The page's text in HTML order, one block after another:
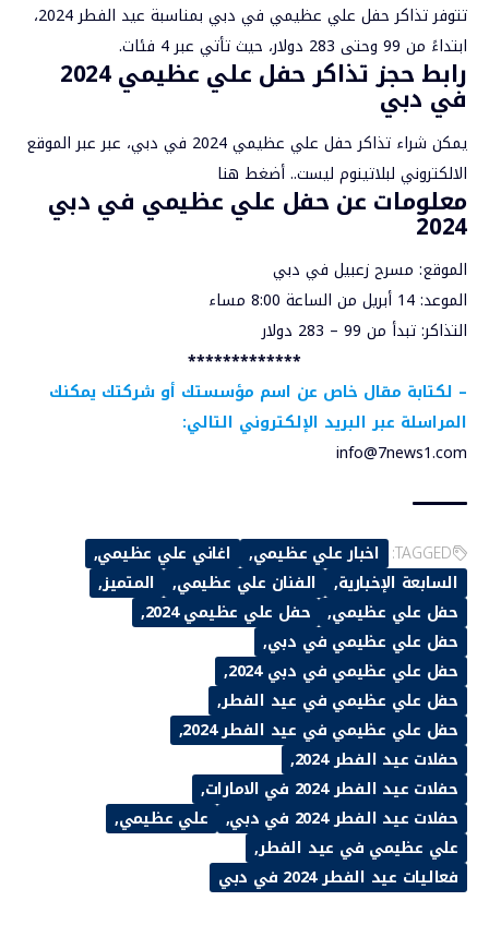
تتوفر تذاكر حفل علي عظيمي في دبي بمناسبة عيد الفطر 2024،
ابتداءً من 99 وحتى 283 دولار، حيث تأتي عبر 4 فئات.
رابط حجز تذاكر حفل علي عظيمي 2024
في دبي
يمكن شراء تذاكر حفل علي عظيمي 2024 في دبي، عبر عبر الموقع
الالكتروني لبلاتينوم ليست..أضغط هنا
معلومات عن حفل علي عظيمي في دبي
2024
الموقع: مسرح زعبيل في دبي
الموعد: 14 أبريل من الساعة 8:00 مساء
التذاكر: تبدأ من 99 – 283 دولار
*************
– لكتابة مقال خاص عن اسم مؤسستك أو شركتك يمكنك
المراسلة عبر البريد الإلكتروني التالي:
info@7news1.com
TAGGED: اخبار علي عظيمي
اغاني علي عظيمي
السابعة الإخبارية
الفنان علي عظيمي
المتميز
حفل علي عظيمي
حفل علي عظيمي 2024
حفل علي عظيمي في دبي
حفل علي عظيمي في دبي 2024
حفل علي عظيمي في عيد الفطر
حفل علي عظيمي في عيد الفطر 2024
حفلات عيد الفطر 2024
حفلات عيد الفطر 2024 في الامارات
حفلات عيد الفطر 2024 في دبي
علي عظيمي
علي عظيمي في عيد الفطر
فعاليات عيد الفطر 2024 في دبي